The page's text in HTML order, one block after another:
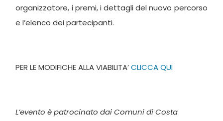
organizzatore, i premi, i dettagli del nuovo percorso
e l’elenco dei partecipanti.
PER LE MODIFICHE ALLA VIABILITA’CLICCA QUI
L’evento è patrocinato dai Comuni di Costa